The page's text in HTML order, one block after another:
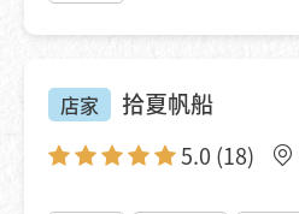
店家 拾夏帆船
5.0 (18)